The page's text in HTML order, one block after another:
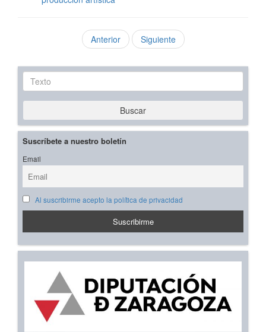
Anterior Siguiente
Texto
Buscar
Suscríbete a nuestro boletín
Email
Al suscribirme acepto la política de privacidad